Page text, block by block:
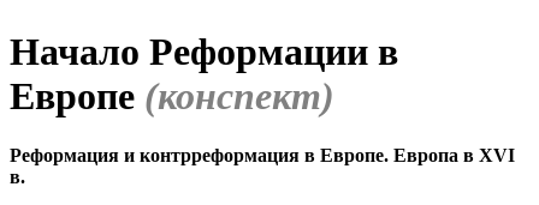
Начало Реформации в
Европе (конспект)
Реформация и контрреформация в Европе. Европа в XVI
в.